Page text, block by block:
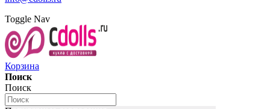
Toggle Nav
Корзина
Поиск
Поиск